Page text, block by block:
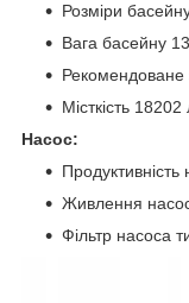
Розміри
Вага басейну
Місткість 18202
Насос:
Продуктивність
Живлення
Фільтр насоса